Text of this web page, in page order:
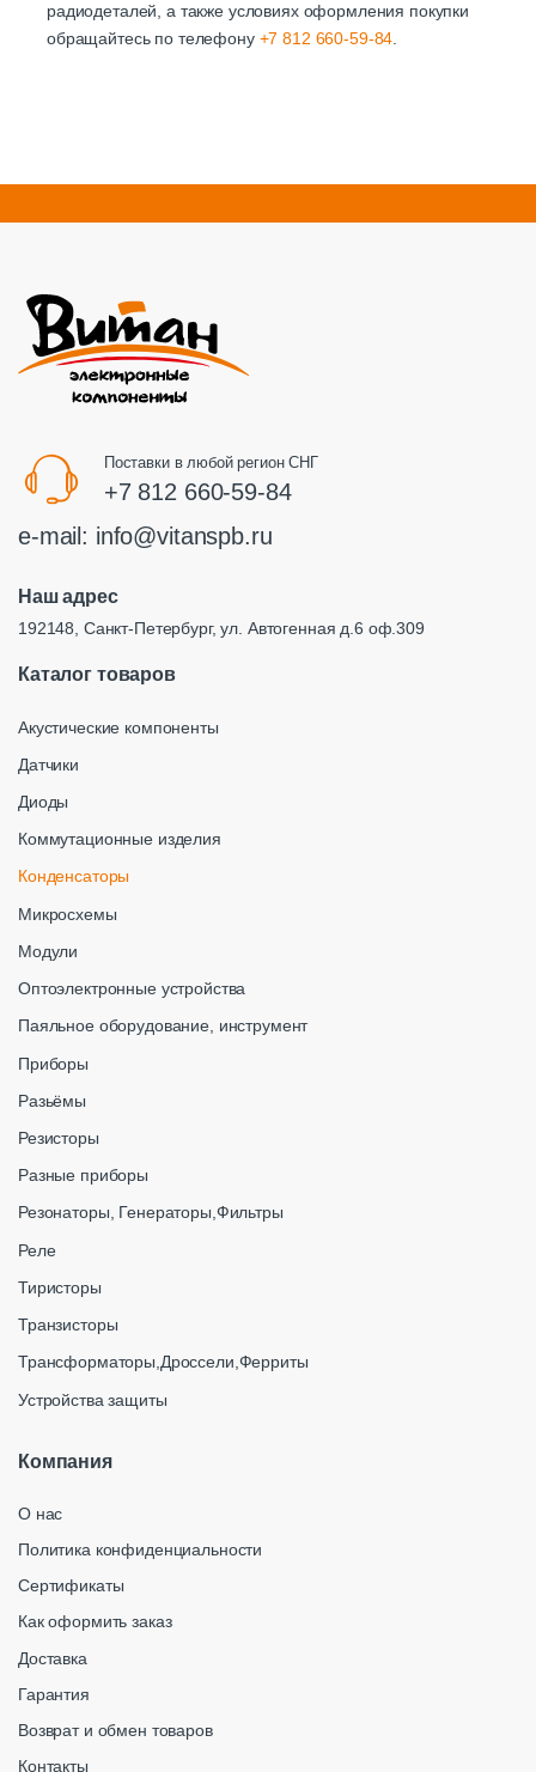
радиодеталей, а также условиях оформления покупки
обращайтесь по телефону +7 812 660-59-84.
Поставки в любой регион СНГ
+7 812 660-59-84
e-mail: info@vitanspb.ru
Наш адрес
192148, Санкт-Петербург, ул. Автогенная д.6 оф.309
Каталог товаров
Акустические компоненты
Датчики
Диоды
Коммутационные изделия
Конденсаторы
Микросхемы
Модули
Оптоэлектронные устройства
Паяльное оборудование, инструмент
Приборы
Разьёмы
Резисторы
Разные приборы
Резонаторы, Генераторы,Фильтры
Реле
Тиристоры
Транзисторы
Трансформаторы,Дроссели,Ферриты
Устройства защиты
Компания
О нас
Политика конфиденциальности
Сертификаты
Как оформить заказ
Доставка
Гарантия
Возврат и обмен товаров
Контакты